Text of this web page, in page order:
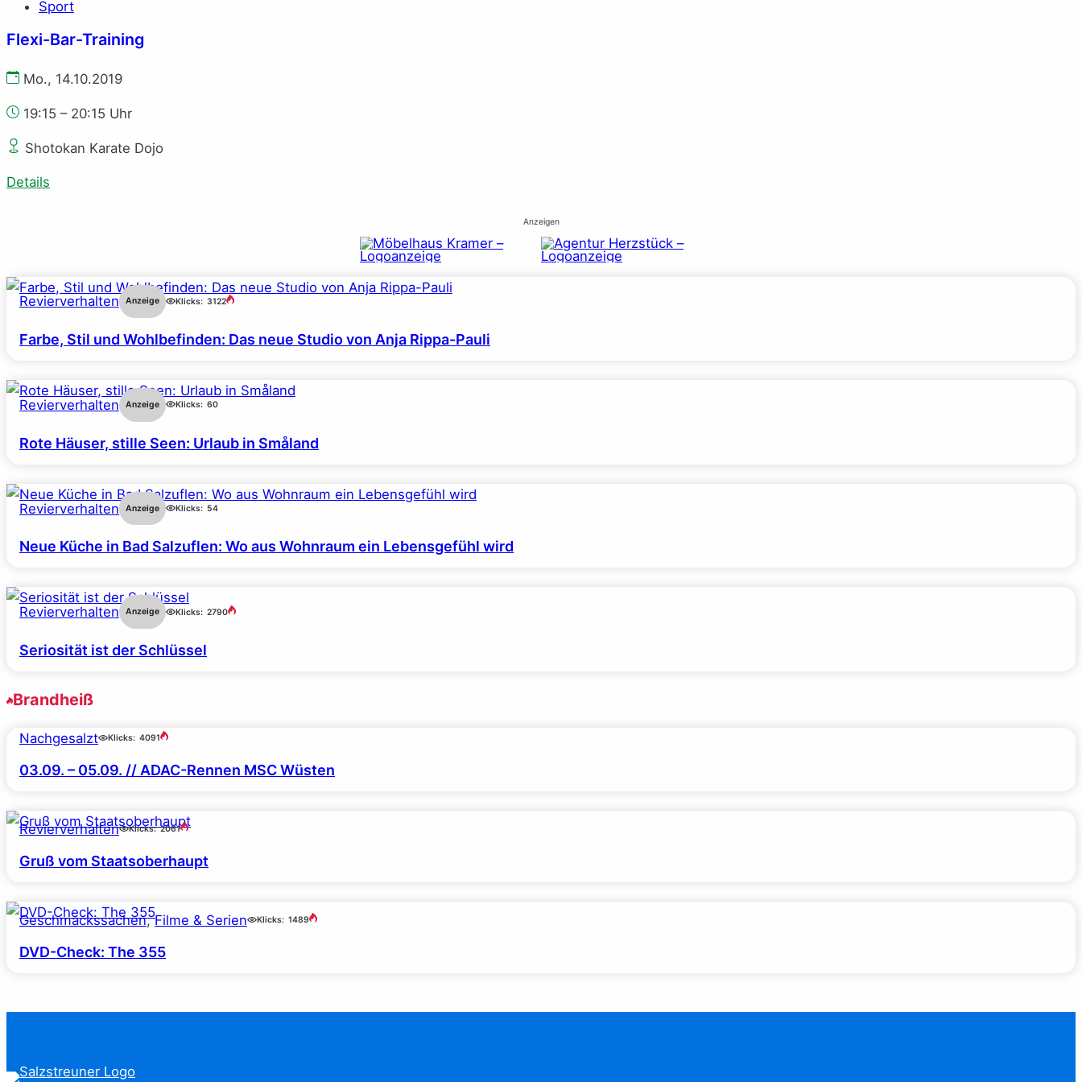
Sport
Flexi-Bar-Training
Mo., 14.10.2019
19:15 – 20:15 Uhr
Shotokan Karate Dojo
Details
Anzeigen
Revierverhalten Anzeige Klicks: 3122
Farbe, Stil und Wohlbefinden: Das neue Studio von Anja Rippa-Pauli
Revierverhalten Anzeige Klicks: 60
Rote Häuser, stille Seen: Urlaub in Småland
Revierverhalten Anzeige Klicks: 54
Neue Küche in Bad Salzuflen: Wo aus Wohnraum ein Lebensgefühl wird
Revierverhalten Anzeige Klicks: 2790
Seriosität ist der Schlüssel
Brandheiß
Nachgesalzt Klicks: 4091
03.09. – 05.09. // ADAC-Rennen MSC Wüsten
Revierverhalten Klicks: 2061
Gruß vom Staatsoberhaupt
Geschmackssachen, Filme & Serien Klicks: 1489
DVD-Check: The 355